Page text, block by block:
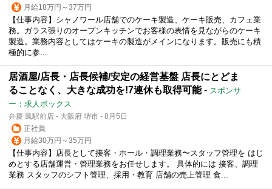
月給18万円～37万円
【仕事内容】シャノワール店舗でのケーキ製造、ケーキ販売、カフェ業
務。ガラス張りのオープンキッチンでお客様の表情を見ながらのケーキ
製造。業務内容としてはケーキの製造がメインになります。販売にも積
極的に参...
居酒屋/店長・店長候補/安定の経営基盤 店長にとどま
ることなく、大きな成功を!7連休も取得可能- スポンサ
ー：求人ボックス
弁慶 鳳駅前店 - 大阪府 堺市 - 8月5日
正社員
月給30万円～35万円
【仕事内容】店長として接客・ホール・調理業務〜スタッフ管理を はじ
めとする店舗運営・管理業務をお任せします。 具体的には 接客、調理
業務 スタッフのシフト管理、採用・教育 店舗の売上管理 食...